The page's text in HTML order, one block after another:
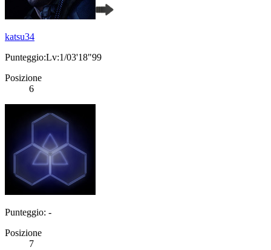
katsu34
Punteggio:Lv:1/03'18"99
Posizione
6
Punteggio: -
Posizione
7